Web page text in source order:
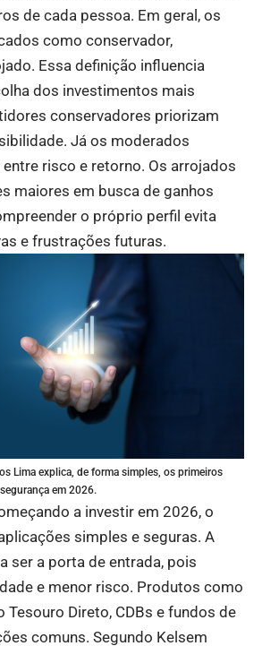
de cada pessoa. Em geral, os
como conservador,
Essa definição influencia
dos investimentos mais
conservadores priorizam
Já os moderados
risco e retorno. Os arrojados
maiores em busca de ganhos
o próprio perfil evita
e frustrações futuras.
Lima explica, de forma simples, os primeiros
em 2026.
a investir em 2026, o
simples e seguras. A
ser a porta de entrada, pois
e menor risco. Produtos como
Direto, CDBs e fundos de
comuns. Segundo Kelsem